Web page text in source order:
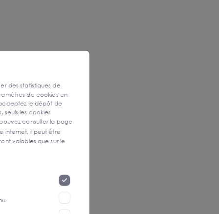
des statistiques de
de cookies en
le dépôt de
seuls les cookies
consulter la page
internet, il peut être
valables que sur le